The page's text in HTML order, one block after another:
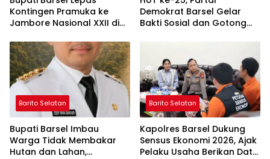
Kontingen Pramuka ke
Jambore Nasional XXII di
Demokrat Barsel Gelar
Bakti Sosial dan Gotong
Barito Selatan
Bupati Barsel Imbau
Warga Tidak Membakar
Hutan dan Lahan,
Barito Selatan
Kapolres Barsel Dukung
Sensus Ekonomi 2026, Ajak
Pelaku Usaha Berikan Data